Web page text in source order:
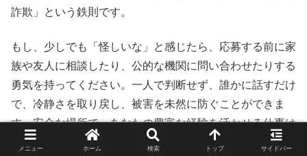
詐欺」という鉄則です。
もし、少しでも「怪しいな」と感じたら、応募する前に家
族や友人に相談したり、公的な機関に問い合わせたりする
勇気を持ってください。一人で判断せず、誰かに話すだけ
で、冷静さを取り戻し、被害を未然に防ぐことができま
す。安全な場所で、あなたの豊富な経験を活かせる仕事は
必ず見つかります。甘い言葉に惑わされず、確実な一歩を
メニュー ホーム 検索 トップ サイドバー